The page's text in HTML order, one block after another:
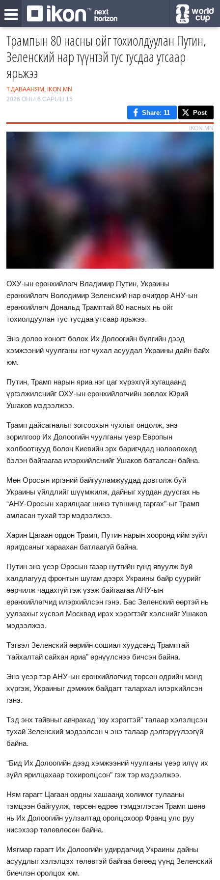
Трампын 80 насны ойг тохиолдуулан Путин,
Зеленский нар түүнтэй тус тусдаа утсаар
ярьжээ
Т.ДАВААНЯМ, IKON.MN
2026 ОНЫ 6 САРЫН 15
Share: 11 Post
IKON.MN
ОХУ-ын ерөнхийлөгч Владимир Путин, Украины
ерөнхийлөгч Володимир Зеленский нар өчигдөр АНУ-ын
ерөнхийлөгч Дональд Трамптай 80 насных нь ойг
тохиолдуулан тус тусдаа утсаар ярьжээ.
Энэ долоо хоногт болох Их Долоогийн бүлгийн дээд
хэмжээний чуулганы нэг чухал асуудал Украины дайн байх
юм.
Путин, Трамп нарын яриа нэг цаг хүрэхгүй хугацаанд
үргэлжилснийг ОХУ-ын ерөнхийлөгчийн зөвлөх Юрий
Ушаков мэдээлжээ.
Трамп дайсагналыг зогсоохын чухлыг онцолж, энэ
зорилгоор Их Долоогийн чуулганы үеэр Европын
холбоотнууд болон Киевийн эрх баригчдад нөлөөлөхөд
бэлэн байгаагаа илэрхийлснийг Ушаков баталсан байна.
Мөн Оросын иргэний байгууламжуудад довтолж буй
Украины үйлдлийг шүүмжилж, дайныг хурдан дуусгах нь
“АНУ-Оросын харилцааг шинэ түвшинд гаргах”-ыг Трамп
амласан тухай тэр мэдээлжээ.
Харин Цагаан ордон Трамп, Путин нарын хооронд ийм зүйл
яригдсаныг хараахан батлаагүй байна.
Путин энэ үеэр Оросын газар нутгийн гүнд явуулж буй
халдлагууд фронтын шугам дээрх Украины байр суурийг
өөрчилж чадахгүй гэж үзэж байгаагаа АНУ-ын
ерөнхийлөгчид илэрхийлсэн гэнэ. Бас Зеленский өөртэй нь
уулзахыг хүсвэл Москвад ирэх хэрэгтэйг хэлснийг Ушаков
мэдээлжээ.
Тэгвэл Зеленский өөрийн сошиал хуудсанд Трамптай
“гайхалтай сайхан яриа” өрнүүлснээ бичсэн байна.
Энэ үеэр тэр АНУ-ын ерөнхийлөгчид төрсөн өдрийн мэнд
хүргэж, Украиныг дэмжиж байдагт талархал илэрхийлсэн
гэнэ.
Тэд энх тайвныг авчрахад “юу хэрэгтэй” талаар хэлэлцсэн
тухай Зеленский мэдээлсэн ч энэ талаар дэлгэрүүлээгүй
байна.
“Бид Их Долоогийн дээд хэмжээний чуулганы үеэр илүү их
зүйл ярилцахаар тохиролцсон” гэж тэр мэдээлжээ.
Ням гарагт Цагаан ордны хашаанд холимог тулааны
тэмцээн байгуулж, төрсөн өдрөө тэмдэглэсэн Трамп шөнө
нь Их Долоогийн уулзалтад оролцохоор Франц улс руу
нисэхээр төлөвлөсөн байна.
Мягмар гарагт Их Долоогийн удирдагчид Украины дайны
асуудлыг хэлэлцэх төлөвтэй байгаа бөгөөд үүнд Зеленский
биечлэн оролцох юм.